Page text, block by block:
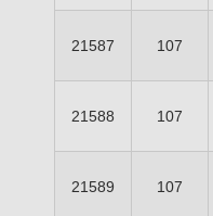
21587 107
21588 107
21589 107